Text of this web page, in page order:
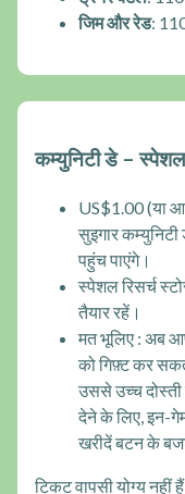
जिम और रेड:
कम्युनिटी डे – स्पेशल
US$1.00 (या
सुइगार
पहुंच पाएंगे।
स्पेशल रिसर्च
तैयार रहें।
मत भूलिए : अब
को गिफ़्ट कर
उससे उच्च
देने के लिए, इन-
खरीदें बटन के
टिकट वापसी योग्य नहीं